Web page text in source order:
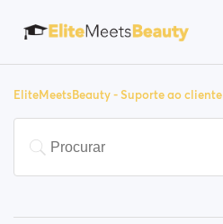
EliteMeetsBeauty - Suporte ao cliente